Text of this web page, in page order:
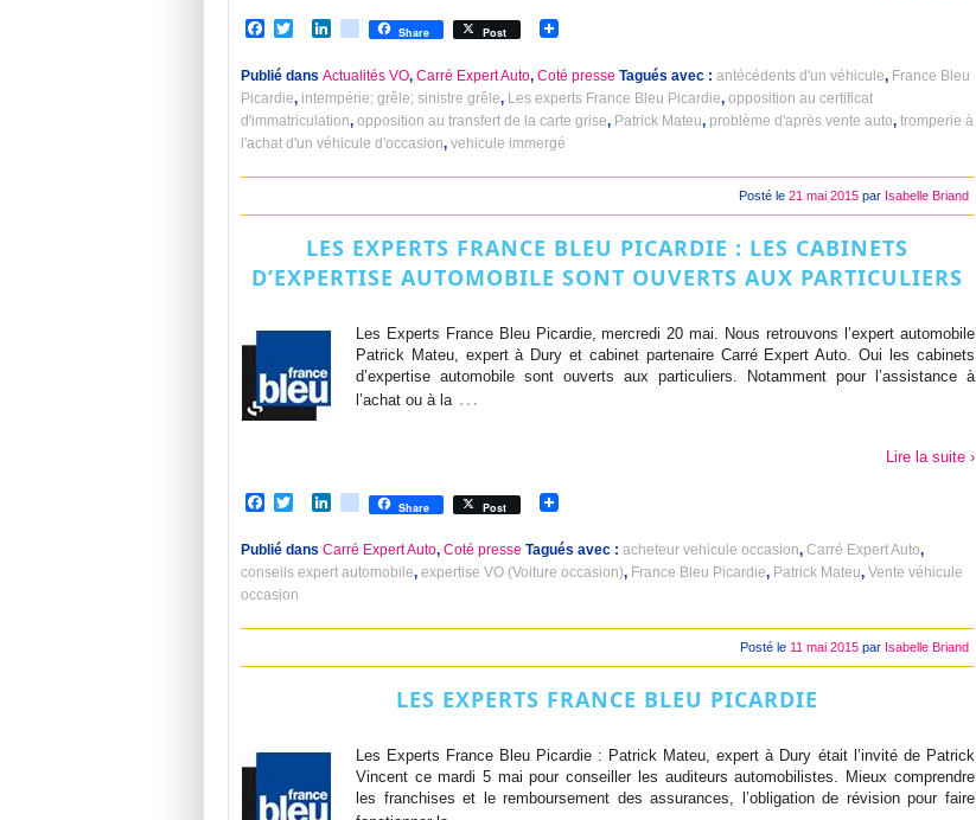
Facebook
TwitterLinkedIn
viadeoShare Post
Publié dans Actualités VO, Carré Expert Auto, Coté presse Tagués avec : antécédents d'un véhicule, France Bleu
Picardie, intempérie; grêle; sinistre grêle, Les experts France Bleu Picardie, opposition au certificat
d'immatriculation, opposition au transfert de la carte grise, Patrick Mateu, problème d'après vente auto, tromperie à
l'achat d'un véhicule d'occasion, vehicule immergé
Posté le 21 mai 2015par Isabelle Briand
LES EXPERTS FRANCE BLEU PICARDIE : LES CABINETS
D’EXPERTISE AUTOMOBILE SONT OUVERTS AUX PARTICULIERS
Les Experts France Bleu Picardie, mercredi 20 mai. Nous retrouvons l’expert automobile
Patrick Mateu, expert à Dury et cabinet partenaire Carré Expert Auto. Oui les cabinets
d’expertise automobile sont ouverts aux particuliers. Notamment pour l’assistance à
l’achat ou à la …
Lire la suite ›
Facebook
TwitterLinkedIn
viadeoShare Post
Publié dans Carré Expert Auto, Coté presse Tagués avec : acheteur vehicule occasion, Carré Expert Auto,
conseils expert automobile, expertise VO (Voiture occasion), France Bleu Picardie, Patrick Mateu, Vente véhicule
occasion
Posté le 11 mai 2015par Isabelle Briand
LES EXPERTS FRANCE BLEU PICARDIE
Les Experts France Bleu Picardie : Patrick Mateu, expert à Dury était l’invité de Patrick
Vincent ce mardi 5 mai pour conseiller les auditeurs automobilistes. Mieux comprendre
les franchises et le remboursement des assurances, l’obligation de révision pour faire